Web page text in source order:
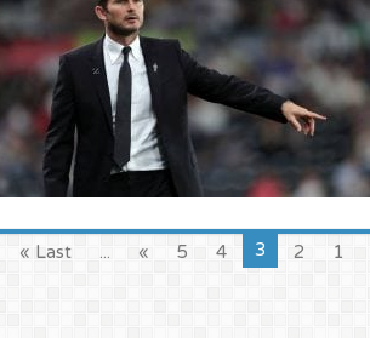
1
2
3
4
5
»
...
Last »